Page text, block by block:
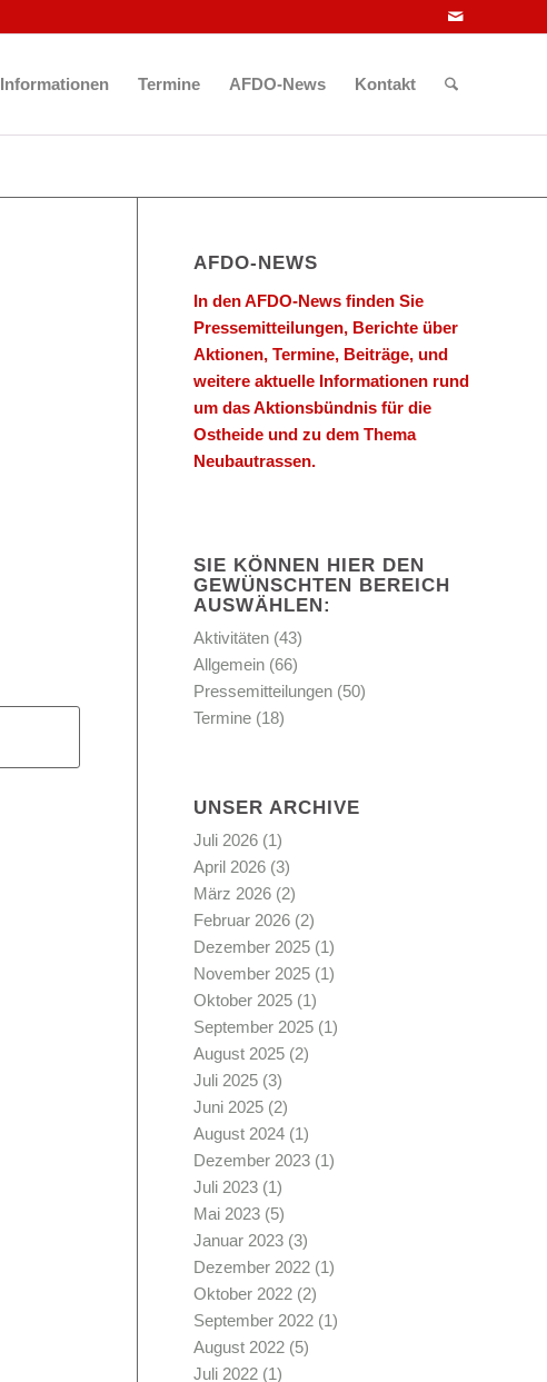
Informationen Termine AFDO-News Kontakt
AFDO-NEWS
In den AFDO-News finden Sie
Pressemitteilungen, Berichte über
Aktionen, Termine, Beiträge, und
weitere aktuelle Informationen rund
um das Aktionsbündnis für die
Ostheide und zu dem Thema
Neubautrassen.
SIE KÖNNEN HIER DEN
GEWÜNSCHTEN BEREICH
AUSWÄHLEN:
Aktivitäten(43)
Allgemein(66)
Pressemitteilungen(50)
Termine(18)
UNSER ARCHIVE
Juli 2026(1)
April 2026(3)
März 2026(2)
Februar 2026(2)
Dezember 2025(1)
November 2025(1)
Oktober 2025(1)
September 2025(1)
August 2025(2)
Juli 2025(3)
Juni 2025(2)
August 2024(1)
Dezember 2023(1)
Juli 2023(1)
Mai 2023(5)
Januar 2023(3)
Dezember 2022(1)
Oktober 2022(2)
September 2022(1)
August 2022(5)
Juli 2022(1)